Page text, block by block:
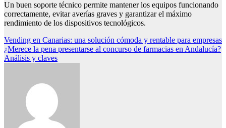
Un buen soporte técnico permite mantener los equipos funcionando
correctamente, evitar averías graves y garantizar el máximo
rendimiento de los dispositivos tecnológicos.
Navegación
de
Vending en Canarias: una solución cómoda y rentable para empresas
¿Merece la pena presentarse al concurso de farmacias en Andalucía?
Análisis y claves